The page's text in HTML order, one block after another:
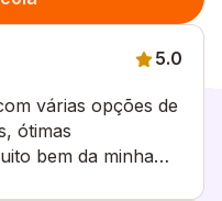
5.0
várias opções de
ótimas
bem da minha